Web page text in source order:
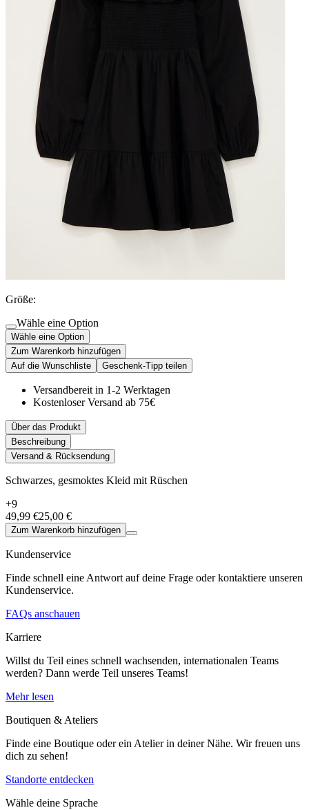
Größe:
Wähle eine Option
Wähle eine Option
Zum Warenkorb hinzufügen
Auf die Wunschliste
Geschenk-Tipp teilen
Versandbereit in 1-2 Werktagen
Kostenloser Versand ab 75€
Über das Produkt
Beschreibung
Versand & Rücksendung
Schwarzes, gesmoktes Kleid mit Rüschen
+9
49,99 €25,00 €
Zum Warenkorb hinzufügen
Kundenservice
Finde schnell eine Antwort auf deine Frage oder kontaktiere unseren
Kundenservice.
FAQs anschauen
Karriere
Willst du Teil eines schnell wachsenden, internationalen Teams
werden? Dann werde Teil unseres Teams!
Mehr lesen
Boutiquen & Ateliers
Finde eine Boutique oder ein Atelier in deiner Nähe. Wir freuen uns
dich zu sehen!
Standorte entdecken
Wähle deine Sprache